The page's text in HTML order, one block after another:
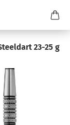
23-25 g